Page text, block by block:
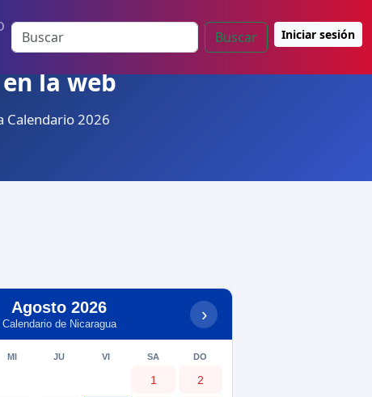
Buscar Iniciar sesión
la web
Calendario 2026